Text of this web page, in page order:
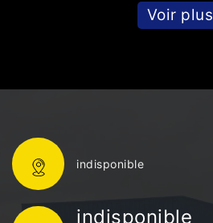
Voir plus
indisponible
indisponible